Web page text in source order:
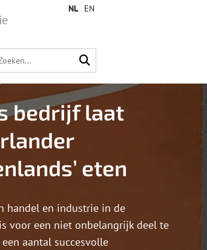
NL EN
bedrijf laat
eten
handel en industrie in de
voor een niet onbelangrijk deel te
aantal succesvolle